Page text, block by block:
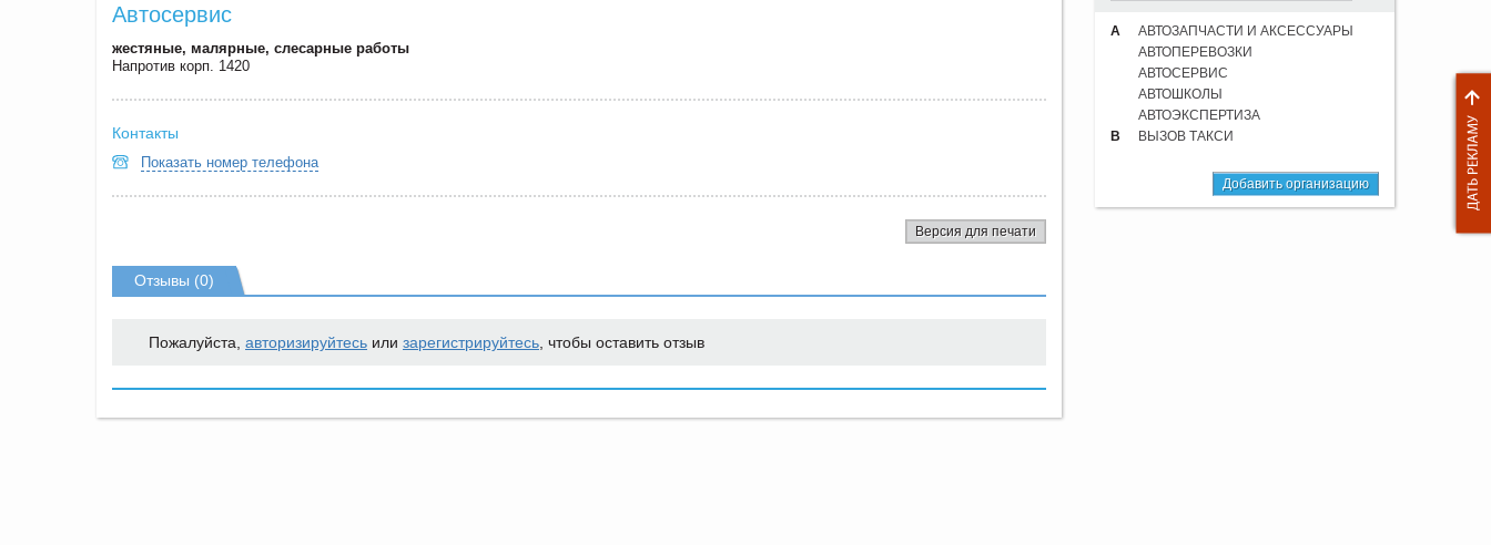
Автосервис
жестяные, малярные, слесарные работы
Напротив корп. 1420
Контакты
Показать номер телефона
Версия для печати
Отзывы (0)
Пожалуйста, авторизируйтесь или зарегистрируйтесь , чтобы оставить отзыв
А
АВТОЗАПЧАСТИ И АКСЕССУАРЫ
АВТОПЕРЕВОЗКИ
АВТОСЕРВИС
АВТОШКОЛЫ
АВТОЭКСПЕРТИЗА
В
ВЫЗОВ ТАКСИ
Добавить организацию